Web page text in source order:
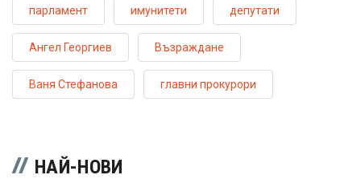
парламент имунитети депутати
Ангел Георгиев Възраждане
Ваня Стефанова главни прокурори
НАЙ-НОВИ